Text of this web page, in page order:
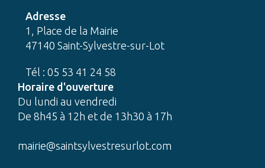
Adresse
1, Place de la Mairie
47140 Saint-Sylvestre-sur-Lot
Tél : 05 53 41 24 58
Horaire d'ouverture
Du lundi au vendredi
De 8h45 à 12h et de 13h30 à 17h
mairie@saintsylvestresurlot.com